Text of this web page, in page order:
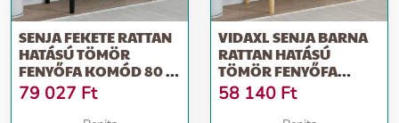
SENJA FEKETE RATTAN
HATÁSÚ TÖMÖR
FENYŐFA KOMÓD 80 X
40 X 80 CM
79 027 Ft
VIDAXL SENJA BARNA
RATTAN HATÁSÚ
TÖMÖR FENYŐFA
KOMÓD 80 X 40 X 80
CM
58 140 Ft